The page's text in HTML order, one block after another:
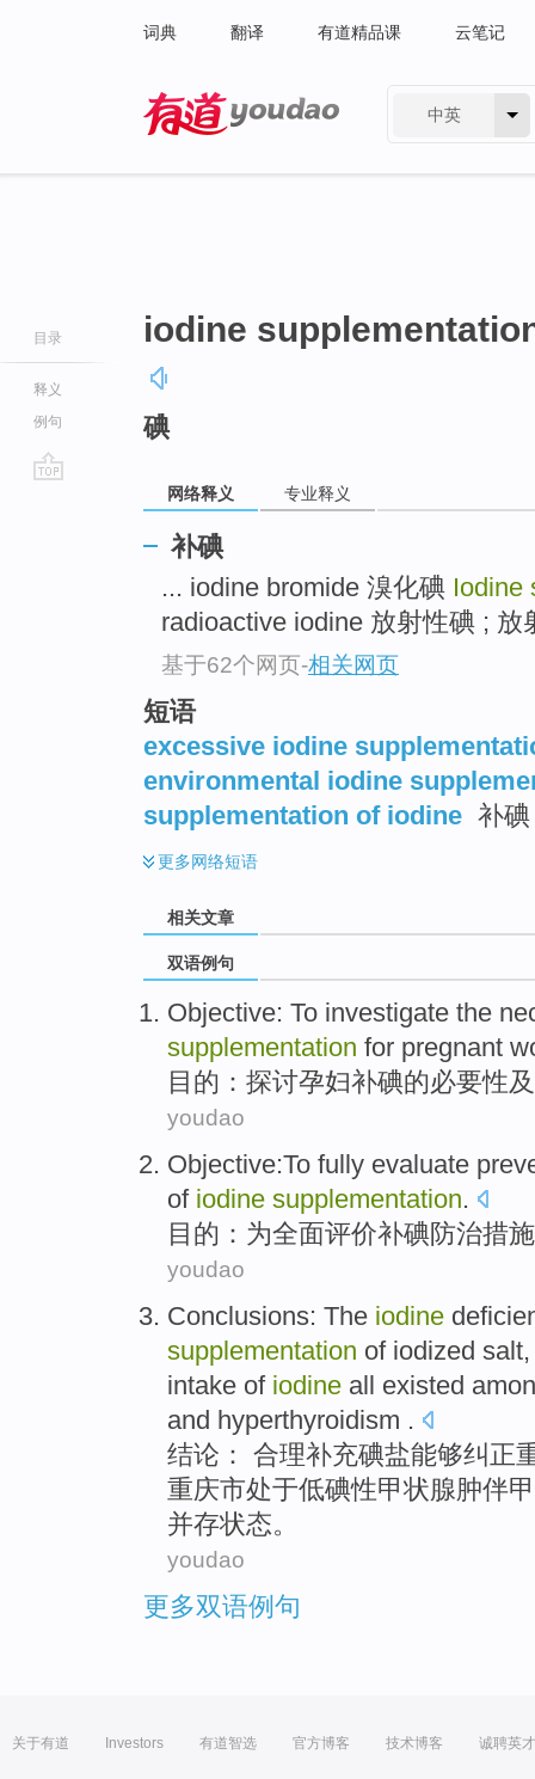
词典 翻译 有道精品课 云笔记
中英
目录
释义
例句
iodine
碘
网络释义 专业释义
补碘
... iodine bromide 溴化碘 Iodine
radioactive iodine 放射性碘 ; 放
基于62个网页-相关网页
短语
excessive iodine
environmental iodine
supplementation of iodine 补碘
更多网络短语
相关文章
双语例句
Objective: To investigate the
supplementation for pregnant
目的 ： 探讨孕妇补碘的必要性及
youdao
Objective:To fully evaluate
of iodine supplementation.
目的 ： 为全面评价补碘防治措施
youdao
Conclusions: The iodine
supplementation ofiodized
intake of iodine all existed
and hyperthyroidism .
结论 ： 合理补充碘盐能够纠正
重庆市处于低碘性甲状腺肿伴
并存状态。
youdao
更多双语例句
关于有道 Investors 有道智选 官方博客 技术博客 诚聘英才